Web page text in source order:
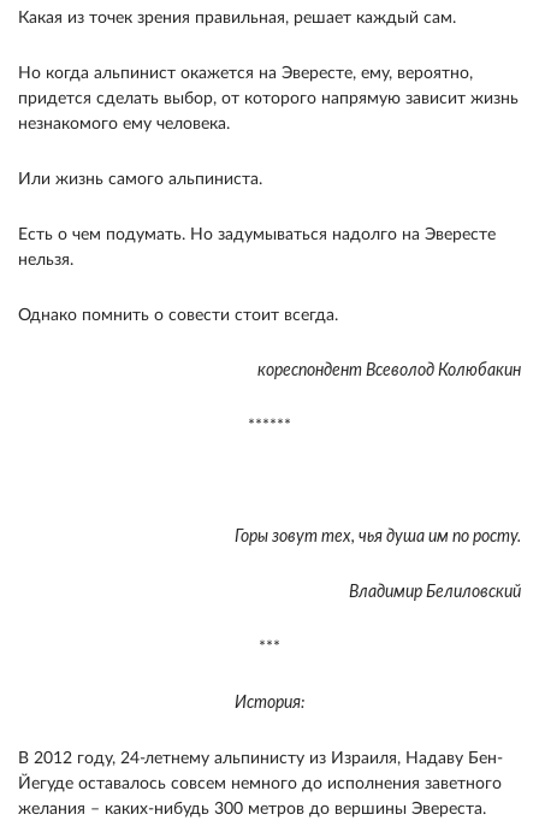
Какая из точек зрения правильная, решает каждый сам.
Но когда альпинист окажется на Эвересте, ему, вероятно,
придется сделать выбор, от которого напрямую зависит жизнь
незнакомого ему человека.
Или жизнь самого альпиниста.
Есть о чем подумать. Но задумываться надолго на Эвересте
нельзя.
Однако помнить о совести стоит всегда.
кореспондент Всеволод Колюбакин
******
Горы зовут тех, чья душа им по росту.
Владимир Белиловский
***
История:
В 2012 году, 24-летнему альпинисту из Израиля, Надаву Бен-
Йегуде оставалось совсем немного до исполнения заветного
желания – каких-нибудь 300 метров до вершины Эвереста.